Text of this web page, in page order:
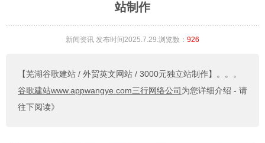
站制作
新闻资讯 发布时间2025.7.29.浏览数： 926
【芜湖谷歌建站 / 外贸英文网站 / 3000元独立站制作】 。。。
谷歌建站www.appwangye.com三行网络公司 为您详细介绍 - 请
往下阅读》